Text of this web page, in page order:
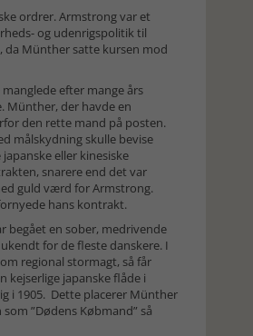
ordrer. Armstrong var et
og udenrigspolitik til
da Münther satte kursen mod
efter mange års
Münther, der havde en
den rette mand på posten.
målskydning skulle bevise
eller kinesiske
snarere end det var
guld værd for Armstrong.
hans kontrakt.
begået en sober, medrivende
for de fleste danskere. I
regional stormagt, så får
japanske flåde i
i 1905. Dette placerer Münther
”Dødens Købmand” så